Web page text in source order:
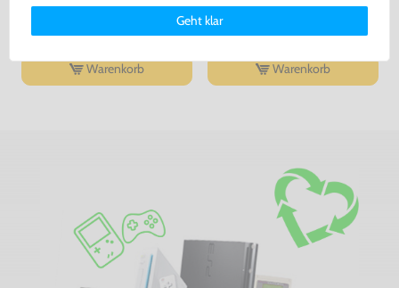
jetzt nur5,00 €
Warenkorb
-85%
jetzt nur0,30 €
Warenkorb
Deinen Rechten als Nutzer findest Du in unsererDaten­schutz­
Impressum.
Geht klar